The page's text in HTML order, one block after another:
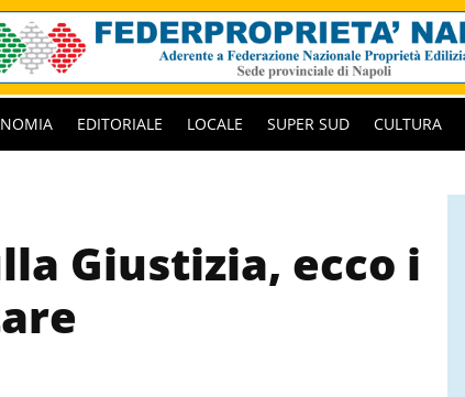
EDITORIALE LOCALE SUPER SUD CULTURA
Giustizia, ecco i